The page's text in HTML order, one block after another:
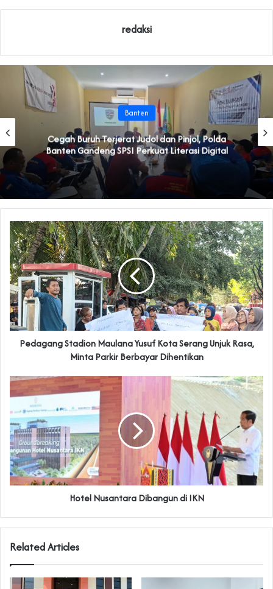
redaksi
Banten
Cegah Buruh Terjerat Judol dan Pinjol, Polda
Banten Gandeng SPSI Perkuat Literasi Digital
Pedagang Stadion Maulana Yusuf Kota Serang Unjuk Rasa,
Minta Parkir Berbayar Dihentikan
Hotel Nusantara Dibangun di IKN
Related Articles